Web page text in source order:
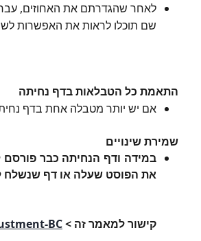
לאחר שהגדרתם את האחוזים,
שם תוכלו לראות את האפשרות
התאמת כל הטבלאות בדף נחיתה
אם יש יותר מטבלה אחת בדף נחיתה,
שמירת שינויים
במידה ודף הנחיתה כבר פורסם
את הפוסט שעלה או דף שנשלח
​קישור למאמר זה >BC